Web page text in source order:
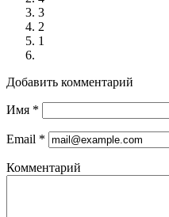
3
2
1
Добавить комментарий
Имя *
Email *
Комментарий